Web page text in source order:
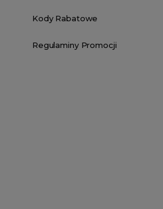
Kody Rabatowe
Regulaminy Promocji